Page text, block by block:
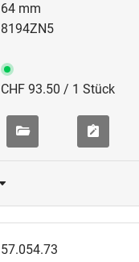
64 mm
8194ZN5
CHF 93.50 / 1 Stück
57.054.73